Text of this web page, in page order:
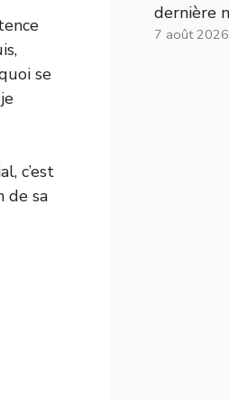
se
c’est
de sa
dernière
7 août 2026